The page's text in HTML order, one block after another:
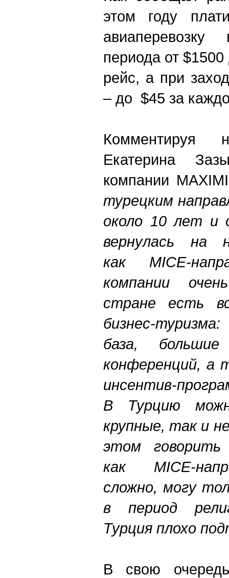
этом году
периода от
рейс, а при
– до $45 за
Комментируя
Екатерина
компании
турецким
около 10 лет и
вернулась на
как MICE-
компании
стране есть
бизнес-
база,
конференций, а
инсентив-
В Турцию
крупные, так и
этом
как MICE-
сложно, могу
в период
Турция плохо
В свою